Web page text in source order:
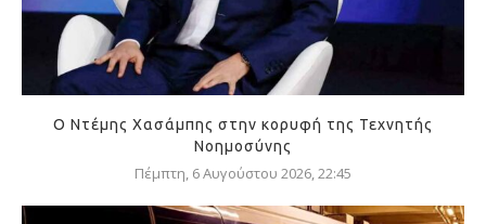
Ο Ντέμης Χασάμπης στην κορυφή της Τεχνητής
Νοημοσύνης
Πέμπτη, 6 Αυγούστου 2026, 22:45